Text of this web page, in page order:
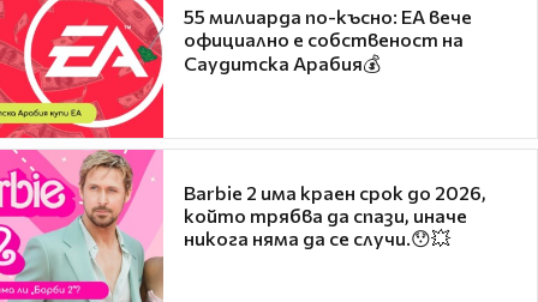
55 милиарда по-късно: EA вече
официално е собственост на
Саудитска Арабия💰
Barbie 2 има краен срок до 2026,
който трябва да спази, иначе
никога няма да се случи.😯💥